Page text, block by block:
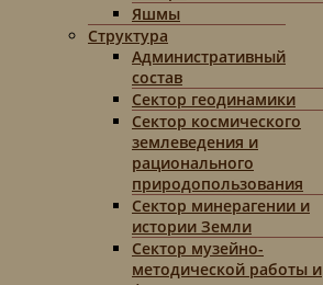
Яшмы
Структура
Административный
состав
Сектор геодинамики
Сектор космического
землеведения и
рационального
природопользования
Сектор минерагении и
истории Земли
Сектор музейно-
методической работы и